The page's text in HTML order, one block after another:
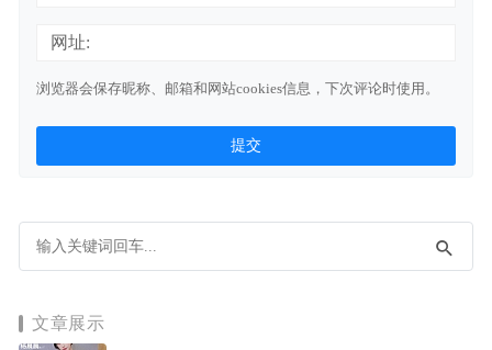
网址:
浏览器会保存昵称、邮箱和网站cookies信息，下次评论时使用。
文章展示